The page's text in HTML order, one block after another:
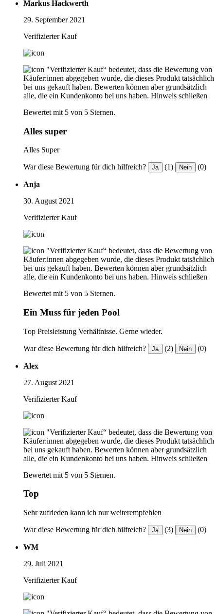
Markus Hackwerth
29. September 2021
Verifizierter Kauf
"Verifizierter Kauf“ bedeutet, dass die Bewertung von
Käufer:innen abgegeben wurde, die dieses Produkt tatsächlich
bei uns gekauft haben. Bewerten können aber grundsätzlich
alle, die ein Kundenkonto bei uns haben. Hinweis schließen
Bewertet mit 5 von 5 Sternen.
Alles super
Alles Super
War diese Bewertung für dich hilfreich? Ja (1) Nein (0)
Anja
30. August 2021
Verifizierter Kauf
"Verifizierter Kauf“ bedeutet, dass die Bewertung von
Käufer:innen abgegeben wurde, die dieses Produkt tatsächlich
bei uns gekauft haben. Bewerten können aber grundsätzlich
alle, die ein Kundenkonto bei uns haben. Hinweis schließen
Bewertet mit 5 von 5 Sternen.
Ein Muss für jeden Pool
Top Preisleistung Verhältnisse. Gerne wieder.
War diese Bewertung für dich hilfreich? Ja (2) Nein (0)
Alex
27. August 2021
Verifizierter Kauf
"Verifizierter Kauf“ bedeutet, dass die Bewertung von
Käufer:innen abgegeben wurde, die dieses Produkt tatsächlich
bei uns gekauft haben. Bewerten können aber grundsätzlich
alle, die ein Kundenkonto bei uns haben. Hinweis schließen
Bewertet mit 5 von 5 Sternen.
Top
Sehr zufrieden kann ich nur weiterempfehlen
War diese Bewertung für dich hilfreich? Ja (3) Nein (0)
WM
29. Juli 2021
Verifizierter Kauf